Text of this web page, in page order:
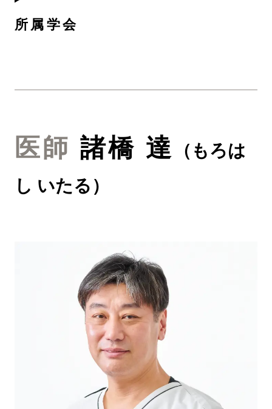
所属学会
医師 諸橋 達 （ もろは
し いたる ）